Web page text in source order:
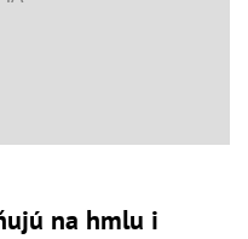
na hmlu i